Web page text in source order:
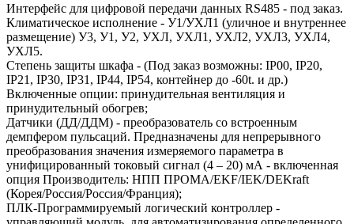
Интерфейс для цифровой передачи данных RS485 - под заказ.
Климатическое исполнение - У1/УХЛ1 (уличное и внутреннее
размещение) У3, У1, У2, УХЛ, УХЛ1, УХЛ2, УХЛ3, УХЛ4,
УХЛ5.
Степень защиты шкафа - (Под заказ возможны: IP00, IP20,
IP21, IP30, IP31, IP44, IP54, контейнер до -60t. и др.)
Включенные опции: принудительная вентиляция и
принудительный обогрев;
Датчики (ДД/ДДМ) - преобразователь со встроенным
демпфером пульсаций. Предназначены для непрерывного
преобразования значения измеряемого параметра в
унифицированный токовый сигнал (4 – 20) мА - включенная
опция Производитель: НПП ПРОМА/EKF/IEK/DEKraft
(Корея/Россия/Россия/Франция);
ПЛК-Программируемый логический контроллер -